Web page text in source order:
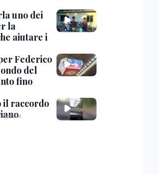
uno dei
la
aiutare i
Federico
del
fino
il raccordo